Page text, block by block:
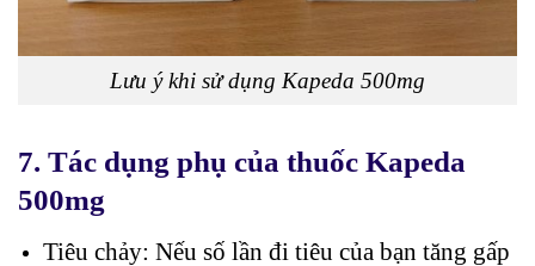
Lưu ý khi sử dụng Kapeda 500mg
7. Tác dụng phụ của thuốc Kapeda
500mg
Tiêu chảy: Nếu số lần đi tiêu của bạn tăng gấp